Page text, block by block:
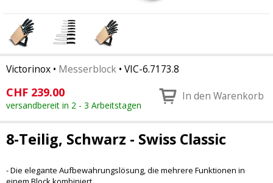
Victorinox • Messerblock • VIC-6.7173.8
CHF 239.00
versandbereit in 2 - 3 Arbeitstagen
In den Warenkorb
8-Teilig, Schwarz - Swiss Classic
- Die elegante Aufbewahrungslösung, die mehrere Funktionen in